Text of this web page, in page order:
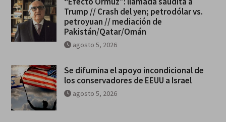
Trump // Crash del yen; petrodólar vs.
petroyuan // mediación de
Pakistán/Qatar/Omán
agosto 5, 2026
Se difumina el apoyo incondicional de
los conservadores de EEUU a Israel
agosto 5, 2026